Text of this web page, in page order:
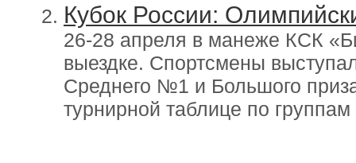
Кубок России:
26-28 апреля в манеже КСК
выездке. Спортсмены
Среднего №1 и Большого
турнирной таблице по